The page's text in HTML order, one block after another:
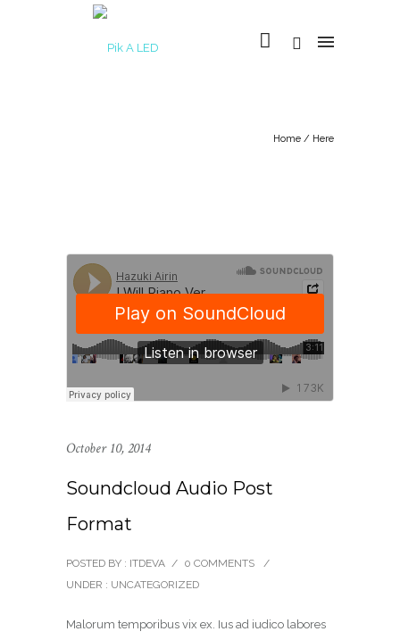
Home / Here
October 10, 2014
Soundcloud Audio Post
Format
POSTED BY : ITDEVA / 0 COMMENTS
/
UNDER : UNCATEGORIZED
Malorum temporibus vix ex. Ius ad iudico labores